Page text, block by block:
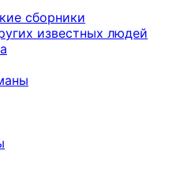
сборники
известных людей